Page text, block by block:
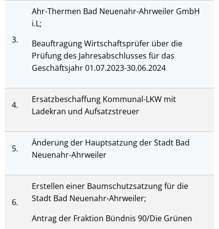
3.
Ahr-Thermen Bad Neuenahr-Ahrweiler GmbH
i.L;
Beauftragung Wirtschaftsprüfer über die
Prüfung des Jahresabschlusses für das
Geschäftsjahr 01.07.2023-30.06.2024
4.
Ersatzbeschaffung Kommunal-LKW mit
Ladekran und Aufsatzstreuer
5.
Änderung der Hauptsatzung der Stadt Bad
Neuenahr-Ahrweiler
6.
Erstellen einer Baumschutzsatzung für die
Stadt Bad Neuenahr-Ahrweiler;
Antrag der Fraktion Bündnis 90/Die Grünen